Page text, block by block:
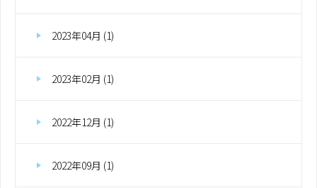
2023年04月 (1)
2023年02月 (1)
2022年12月 (1)
2022年09月 (1)